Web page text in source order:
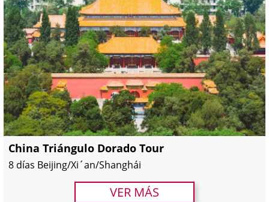
China Triángulo Dorado Tour
8 días Beijing/Xi´an/Shanghái
VER MÁS